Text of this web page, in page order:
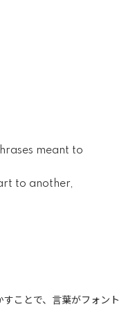
meant to
to another,
ことで、言葉がフォント